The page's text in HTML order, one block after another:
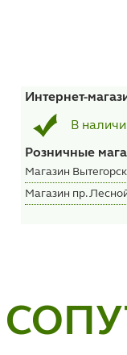
Интернет-
В
Розничные
Магазин
Магазин пр.